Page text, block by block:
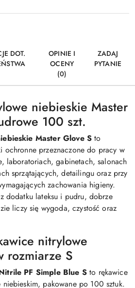
DOT.
OPINIE I
OCENY
(0)
ZADAJ
PYTANIE
niebieskie Master
100 szt.
Master Glove S to
ochronne przeznaczone do pracy w
laboratoriach, gabinetach, salonach
sprzątających, detailingu oraz przy
zachowania higieny.
dodatku lateksu i pudru, dobrze
liczy się wygoda, czystość oraz
nitrylowe
rozmiarze S
PF Simple Blue Sto rękawice
pakowane po 100 sztuk.